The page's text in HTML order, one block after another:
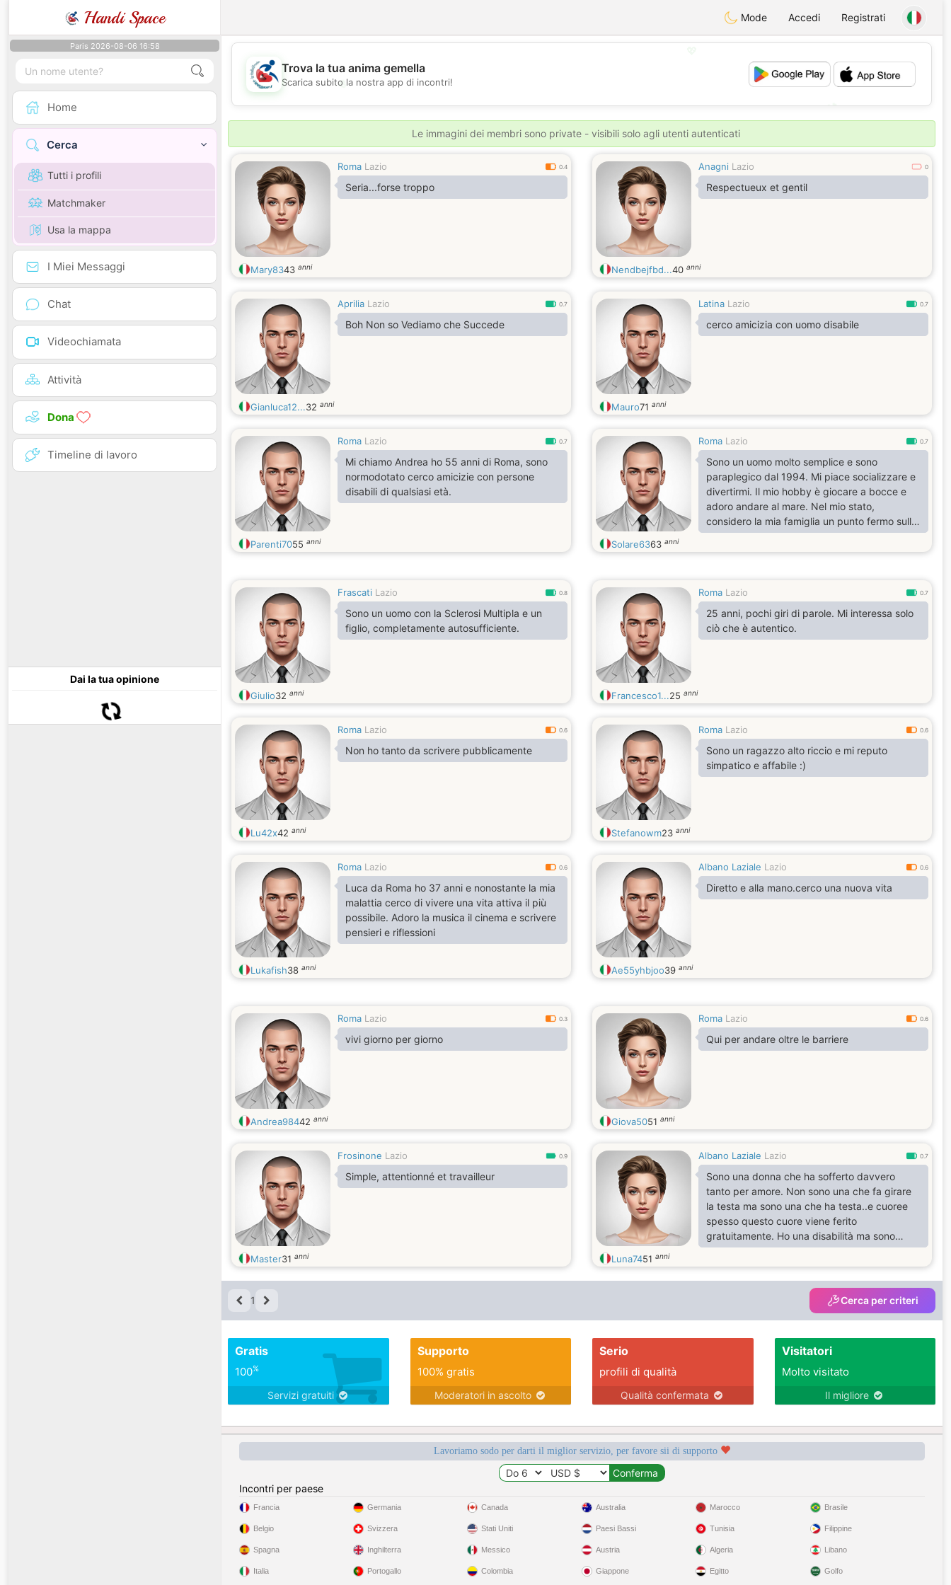
Handi Space Mode Accedi Registrati
Paris 2026-08-06 16:58
Home
Cerca
Tutti i profili
Matchmaker
Usa la mappa
I Miei Messaggi
Chat
Videochiamata
Attività
Dona
Timeline di lavoro
Dai la tua opinione
💖
💕
Trova la tua anima gemella
Scarica subito la nostra app di incontri!
Le immagini dei membri sono private - visibili solo agli utenti autenticati
Roma Lazio 0.4
Seria...forse troppo
Mary8343 anni
Anagni Lazio 0
Respectueux et gentil
Nendbejfbd...40 anni
Aprilia Lazio 0.7
Boh Non so Vediamo che Succede
Gianluca12...32 anni
Latina Lazio 0.7
cerco amicizia con uomo disabile
Mauro71 anni
Roma Lazio 0.7
Mi chiamo Andrea ho 55 anni di Roma, sono
normodotato cerco amicizie con persone
disabili di qualsiasi età.
Parenti7055 anni
Roma Lazio 0.7
Sono un uomo molto semplice e sono
paraplegico dal 1994. Mi piace socializzare e
divertirmi. Il mio hobby è giocare a bocce e
adoro andare al mare. Nel mio stato,
considero la mia famiglia un punto fermo sulla
quale posso sempre contare ma mi
piacerebbe anche relazionarmi con persone
Solare6363 anni
Frascati Lazio 0.8
Sono un uomo con la Sclerosi Multipla e un
figlio, completamente autosufficiente.
Giulio32 anni
Roma Lazio 0.7
25 anni, pochi giri di parole. Mi interessa solo
ciò che è autentico.
Francesco1...25 anni
Roma Lazio 0.6
Non ho tanto da scrivere pubblicamente
Lu42x42 anni
Roma Lazio 0.6
Sono un ragazzo alto riccio e mi reputo
simpatico e affabile :)
Stefanowm23 anni
Roma Lazio 0.6
Luca da Roma ho 37 anni e nonostante la mia
malattia cerco di vivere una vita attiva il più
possibile. Adoro la musica il cinema e scrivere
pensieri e riflessioni
Lukafish38 anni
Albano Laziale Lazio 0.6
Diretto e alla mano.cerco una nuova vita
Ae55yhbjoo39 anni
Roma Lazio 0.3
vivi giorno per giorno
Andrea98442 anni
Roma Lazio 0.6
Qui per andare oltre le barriere
Giova5051 anni
Frosinone Lazio 0.9
Simple, attentionné et travailleur
Master31 anni
Albano Laziale Lazio 0.7
Sono una donna che ha sofferto davvero
tanto per amore. Non sono una che fa girare
la testa ma sono una che ha testa..e cuoree
spesso questo cuore viene ferito
gratuitamente. Ho una disabilità ma sono
abbastanza autonoma.
Luna7451 anni
1 Cerca per criteri
Gratis
100%
Servizi gratuiti
Supporto
100% gratis
Moderatori in ascolto
Serio
profili di qualità
Qualità confermata
Visitatori
Molto visitato
Il migliore
Lavoriamo sodo per darti il miglior servizio, per favore sii di supporto
Incontri per paese
Francia
Belgio
Spagna
Italia
Germania
Svizzera
Inghilterra
Portogallo
Canada
Stati Uniti
Messico
Colombia
Australia
Paesi Bassi
Austria
Giappone
Marocco
Tunisia
Algeria
Egitto
Brasile
Filippine
Libano
Golfo